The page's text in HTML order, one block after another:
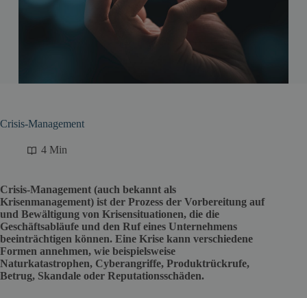
Crisis-Management
4 Min
Crisis-Management (auch bekannt als
Krisenmanagement) ist der Prozess der Vorbereitung auf
und Bewältigung von Krisensituationen, die die
Geschäftsabläufe und den Ruf eines Unternehmens
beeinträchtigen können. Eine Krise kann verschiedene
Formen annehmen, wie beispielsweise
Naturkatastrophen, Cyberangriffe, Produktrückrufe,
Betrug, Skandale oder Reputationsschäden.